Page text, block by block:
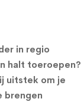
in regio
halt toeroepen?
uitstek om je
brengen